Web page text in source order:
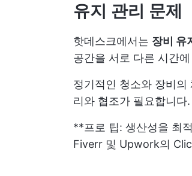
유지 관리 문제
핫데스크에서는 장비 유
공간을 서로 다른 시간
정기적인 청소와 장비
리와 협조가 필요합니다.
**프로 팁: 생산성을 최
Fiverr 및 Upwork의